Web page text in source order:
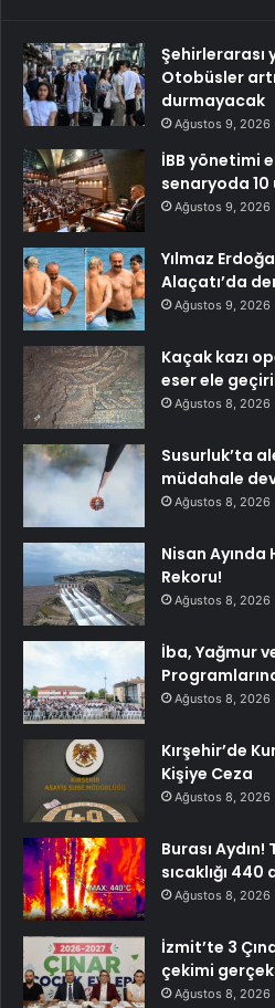
Şehirlerarası
Otobüsler
durmayacak
Ağustos 9, 2026
İBB yönetimi
senaryoda 10
Ağustos 9, 2026
Yılmaz
Alaçatı’da
Ağustos 9, 2026
Kaçak kazı
eser ele
Ağustos 8, 2026
Susurluk’ta
müdahale
Ağustos 8, 2026
Nisan
Rekoru!
Ağustos 8, 2026
İba, Yağmur
Ağustos 8, 2026
Kırşehir’de
Kişiye Ceza
Ağustos 8, 2026
Burası
sıcaklığı
Ağustos 8, 2026
İzmit’te 3
çekimi
Ağustos 8, 2026